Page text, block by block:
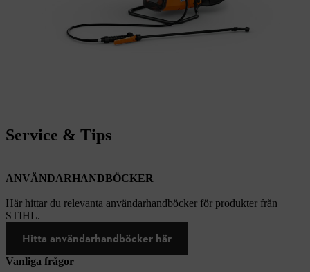
Service & Tips
ANVÄNDARHANDBÖCKER
Här hittar du relevanta användarhandböcker för produkter från
STIHL.
Hitta användarhandböcker här
Vanliga frågor